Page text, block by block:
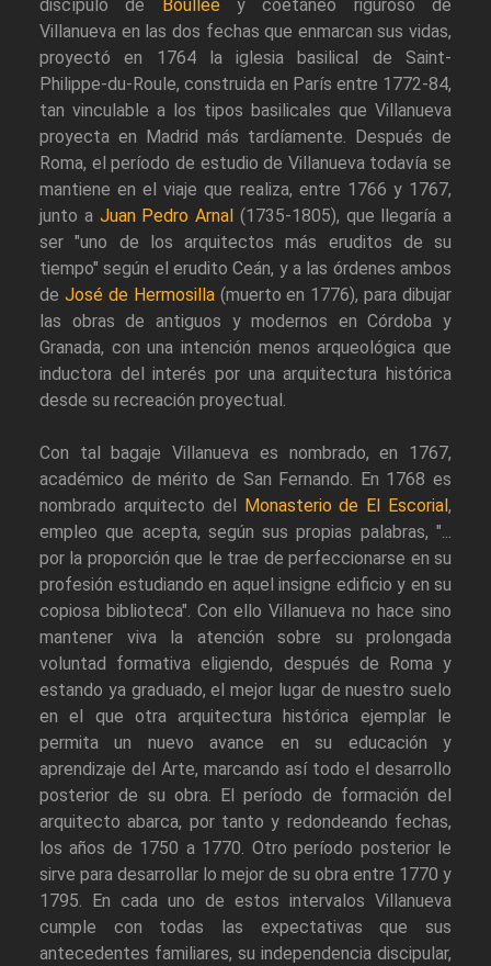
discípulo de Boullée y coetáneo riguroso de
Villanueva en las dos fechas que enmarcan sus vidas,
proyectó en 1764 la iglesia basilical de Saint-
Philippe-du-Roule, construida en París entre 1772-84,
tan vinculable a los tipos basilicales que Villanueva
proyecta en Madrid más tardíamente. Después de
Roma, el período de estudio de Villanueva todavía se
mantiene en el viaje que realiza, entre 1766 y 1767,
junto a Juan Pedro Arnal (1735-1805), que llegaría a
ser "uno de los arquitectos más eruditos de su
tiempo" según el erudito Ceán, y a las órdenes ambos
de José de Hermosilla(muerto en 1776), para dibujar
las obras de antiguos y modernos en Córdoba y
Granada, con una intención menos arqueológica que
inductora del interés por una arquitectura histórica
desde su recreación proyectual.
Con tal bagaje Villanueva es nombrado, en 1767,
académico de mérito de San Fernando. En 1768 es
nombrado arquitecto del
Monasterio de El Escorial ,
empleo que acepta, según sus propias palabras, "...
por la proporción que le trae de perfeccionarse en su
profesión estudiando en aquel insigne edificio y en su
copiosa biblioteca". Con ello Villanueva no hace sino
mantener viva la atención sobre su prolongada
voluntad formativa eligiendo, después de Roma y
estando ya graduado, el mejor lugar de nuestro suelo
en el que otra arquitectura histórica ejemplar le
permita un nuevo avance en su educación y
aprendizaje del Arte, marcando así todo el desarrollo
posterior de su obra. El período de formación del
arquitecto abarca, por tanto y redondeando fechas,
los años de 1750 a 1770. Otro período posterior le
sirve para desarrollar lo mejor de su obra entre 1770 y
1795. En cada uno de estos intervalos Villanueva
cumple con todas las expectativas que sus
antecedentes familiares, su independencia discipular,